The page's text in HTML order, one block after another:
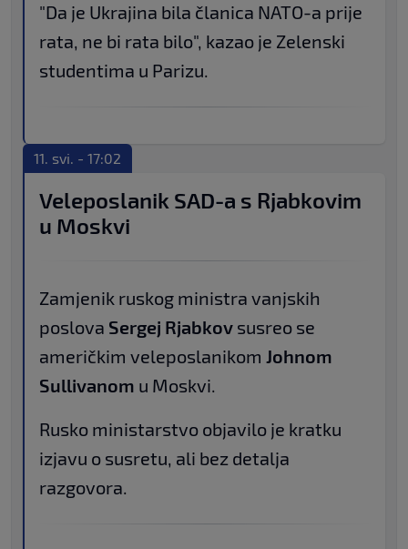
"Da je Ukrajina bila članica NATO-a prije
rata, ne bi rata bilo", kazao je Zelenski
studentima u Parizu.
11. svi. - 17:02
Veleposlanik SAD-a s Rjabkovim
u Moskvi
Zamjenik ruskog ministra vanjskih
poslova Sergej Rjabkov susreo se
američkim veleposlanikom Johnom
Sullivanom u Moskvi.
Rusko ministarstvo objavilo je kratku
izjavu o susretu, ali bez detalja
razgovora.